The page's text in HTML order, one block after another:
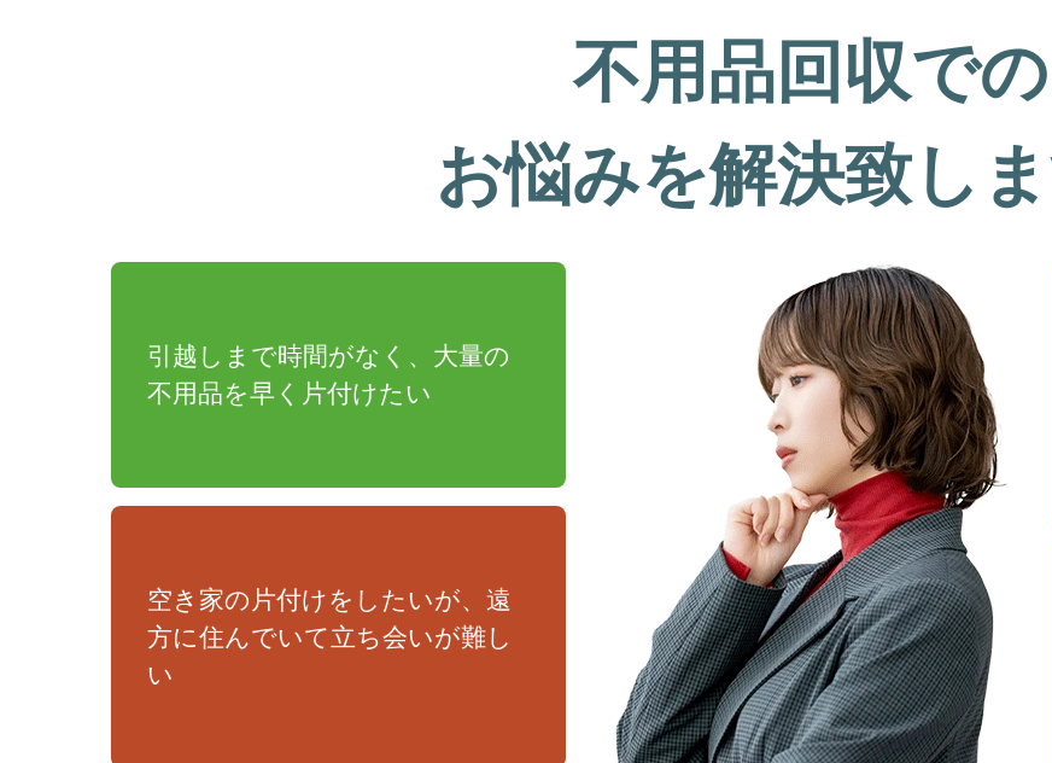
不用品回収での
お悩みを解決致しま
引越しまで時間がなく、大量の
不用品を早く片付けたい
空き家の片付けをしたいが、遠
方に住んでいて立ち会いが難し
い